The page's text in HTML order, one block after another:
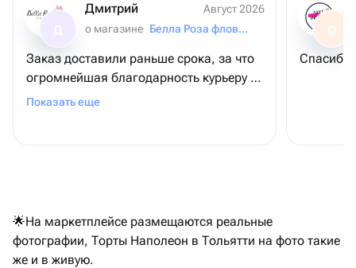
Дмитрий
Август 2026
о магазине
Белла Роза фловерс
Заказ доставили раньше срока, за что
огромнейшая благодарность курьеру и
всему коллективу магазина! Спасибо
Показать еще
О
Спасибо.
🌟На маркетплейсе размещаются реальные
фотографии, Торты Наполеон в Тольятти на фото такие
же и в живую.